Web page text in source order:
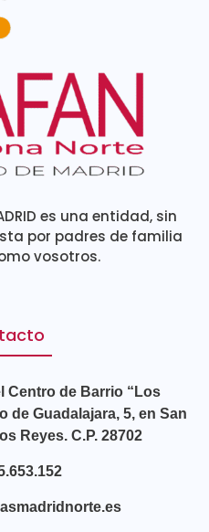
es una entidad, sin
por padres de familia
vosotros.
Centro de Barrio “Los
de Guadalajara, 5, en San
Reyes. C.P. 28702